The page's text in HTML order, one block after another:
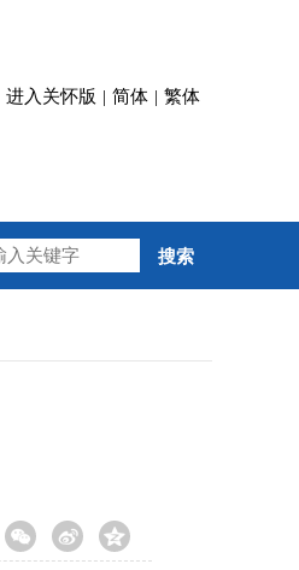
繁体
|
简体
|
进入关怀版
搜索